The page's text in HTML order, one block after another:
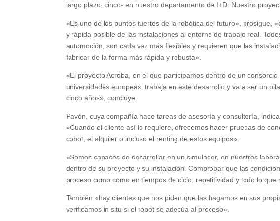
largo plazo, cinco- en nuestro departamento de I+D. Nuestro
«Es uno de los puntos fuertes de la robótica del futuro», prosigue,
y rápida posible de las instalaciones al entorno de trabajo real.
automoción, son cada vez más flexibles y requieren que las
fabricar de la forma más rápida y robusta».
«El proyecto Acroba, en el que participamos dentro de un
universidades europeas, trabaja en este desarrollo y va a ser un
cinco años», concluye.
Pavón, cuya compañía hace tareas de asesoría y consultoría,
«Cuando el cliente así lo requiere, ofrecemos hacer pruebas de
cobot, el alquiler o incluso el renting de estos equipos».
«Somos capaces de desarrollar en un simulador, en nuestros
dentro de su proyecto y su instalación. Comprobar que las
proceso como como en tiempos de ciclo, repetitividad y todo lo que
También «hay clientes que nos piden que las hagamos en sus
verificamos in situ si el robot se adecúa al proceso».